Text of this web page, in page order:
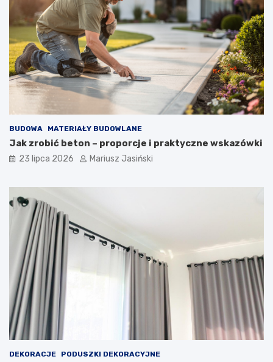
BUDOWA MATERIAŁY BUDOWLANE
Jak zrobić beton – proporcje i praktyczne wskazówki
23 lipca 2026 Mariusz Jasiński
DEKORACJE PODUSZKI DEKORACYJNE